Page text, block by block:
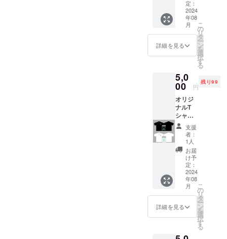
ジナル
ステッ
カー1枚
WILLBE
THROW
CLUB
ステッ
カー1枚
・サイ
ズ：4セ
ンチ×４
センチ
定：
2024
年08
月
詳細を見る
こ
の
リ
タ
ー
ン
を
選
択
す
る
5,0
00 円
残り99
オリジ
ナルT
シャツ
WILLBE
と
WILLBE
THROW
CLUB
のオリ
ジナル
ロゴが
入ったT
シャツ
をご用
意いた
支援
者：
1人
お届
け予
定：
2024
年08
月
詳細を見る
こ
の
リ
タ
ー
ン
を
選
択
す
る